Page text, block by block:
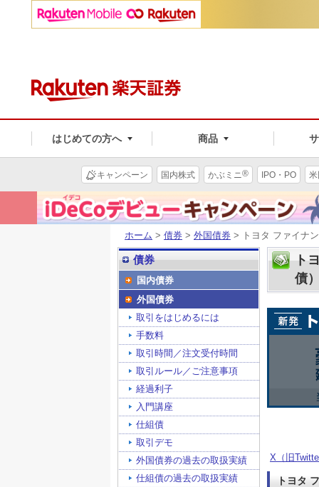
はじめての方へ 商品
キャンペーン 国内株式 かぶミニ® IPO・PO
ホーム > 債券 > 外国債券 > トヨタ ファイナ
ト
債
X（旧
トヨタ
債券
国内債券
外国債券
取引をはじめるには
手数料
取引時間／注文受付時間
取引ルール／ご注意事項
経過利子
入門講座
仕組債
取引デモ
外国債券の過去の取扱実績
仕組債の過去の取扱実績